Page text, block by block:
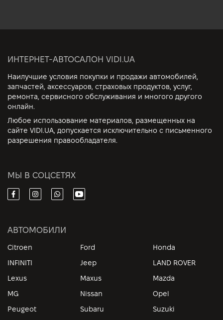
ИНТЕРНЕТ-АВТОСАЛОН VIDI.UA
Наилучшие условия покупки и продажи автомобилей,
запчастей, аксессуаров, страховых продуктов, услуг,
ремонта, сервисного обслуживания и многого другого
онлайн.
Любое использование материалов, размещенных на
сайте VIDI.UA, допускается исключительно с письменного
разрешения правообладателя.
МЫ В СОЦСЕТЯХ
АВТОМОБИЛИ
Citroen Ford
Honda
INFINITI
Jeep
LAND ROVER
Lexus
Maxus
Mazda
MG
Nissan
Opel
Peugeot
Subaru
Suzuki